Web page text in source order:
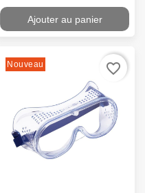
Ajouter au panier
Nouveau favorite_border